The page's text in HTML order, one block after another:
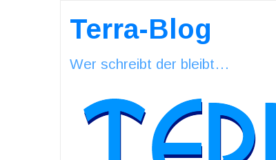
Terra-Blog
Wer schreibt der bleibt…